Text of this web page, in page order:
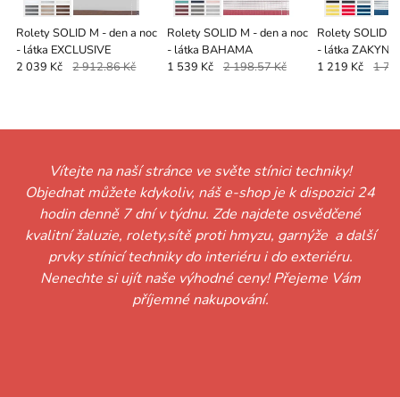
Rolety SOLID M - den a noc
- látka EXCLUSIVE
2 039 Kč 2 912.86 Kč
Rolety SOLID M - den a noc
- látka BAHAMA
1 539 Kč 2 198.57 Kč
Rolety SOLID
- látka
1 219 Kč 1
Vítejte na naší stránce ve světe stínici techniky!
Objednat můžete kdykoliv, náš e-shop je k dispozici 24
hodin denně 7 dní v týdnu. Zde najdete osvědčené
kvalitní žaluzie, rolety,sítě proti hmyzu, garnýže a další
prvky stínicí techniky do interiéru i do exteriéru.
Nenechte si ujít naše výhodné ceny! Přejeme Vám
příjemné nakupování.